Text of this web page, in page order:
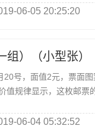
06-05 20:25:20
）（小型张）
号，面值2元，票面图
值规律显示，这枚邮票
06-04 05:32:52